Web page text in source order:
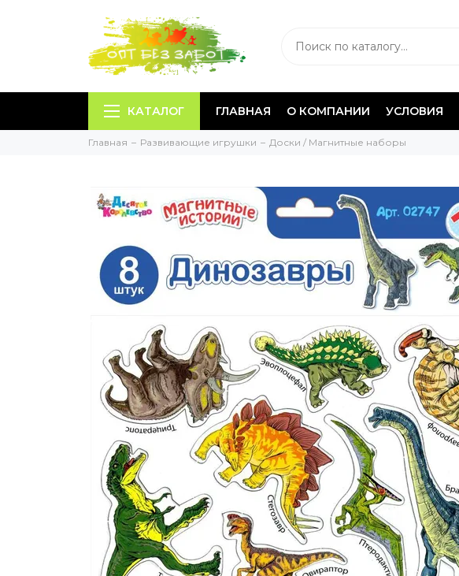
КАТАЛОГ ГЛАВНАЯ О КОМПАНИИ УСЛОВИЯ
Главная Развивающие игрушки Доски / Магнитные наборы